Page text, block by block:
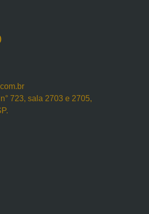
723, sala 2703 e 2705,